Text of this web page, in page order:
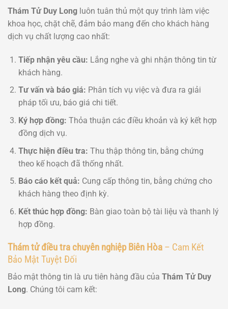
Thám Tử Duy Long luôn tuân thủ một quy trình làm việc
khoa học, chặt chẽ, đảm bảo mang đến cho khách hàng
dịch vụ chất lượng cao nhất:
Tiếp nhận yêu cầu: Lắng nghe và ghi nhận thông tin từ
khách hàng.
Tư vấn và báo giá: Phân tích vụ việc và đưa ra giải
pháp tối ưu, báo giá chi tiết.
Ký hợp đồng: Thỏa thuận các điều khoản và ký kết hợp
đồng dịch vụ.
Thực hiện điều tra: Thu thập thông tin, bằng chứng
theo kế hoạch đã thống nhất.
Báo cáo kết quả: Cung cấp thông tin, bằng chứng cho
khách hàng theo định kỳ.
Kết thúc hợp đồng: Bàn giao toàn bộ tài liệu và thanh lý
hợp đồng.
Thám tử điều tra chuyên nghiệp Biên Hòa – Cam Kết
Bảo Mật Tuyệt Đối
Bảo mật thông tin là ưu tiên hàng đầu của Thám Tử Duy
Long. Chúng tôi cam kết: